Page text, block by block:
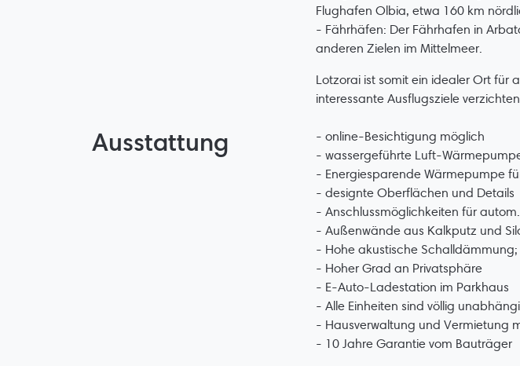
Flughafen Olbia, etwa 160 km
- Fährhäfen: Der Fährhafen in
anderen Zielen im Mittelmeer.
Lotzorai ist somit ein idealer Ort für
interessante Ausflugsziele
Ausstattung
- online-Besichtigung möglich
- wassergeführte Luft-
- Energiesparende Wärmepumpe
- designte Oberflächen und Details
- Anschlussmöglichkeiten für
- Außenwände aus Kalkputz und
- Hohe akustische Schalldämmung;
- Hoher Grad an Privatsphäre
- E-Auto-Ladestation im Parkhaus
- Alle Einheiten sind völlig
- Hausverwaltung und Vermietung
- 10 Jahre Garantie vom Bauträger